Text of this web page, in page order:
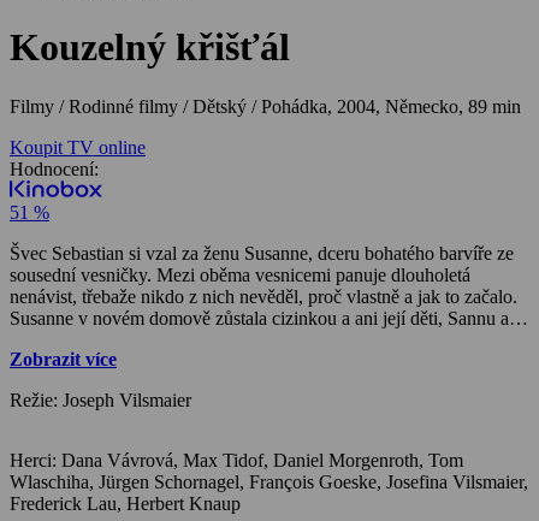
Kouzelný křišťál
Filmy / Rodinné filmy / Dětský / Pohádka, 2004, Německo, 89 min
Koupit TV online
Hodnocení:
51 %
Švec Sebastian si vzal za ženu Susanne, dceru bohatého barvíře ze
sousední vesničky. Mezi oběma vesnicemi panuje dlouholetá
nenávist, třebaže nikdo z nich nevěděl, proč vlastně a jak to začalo.
Susanne v novém domově zůstala cizinkou a ani její děti, Sannu a
Sebastian a Susanne se odcizili a po letech rozepří se Susanne vrátila
zůstali u otce. Po matce se jim stýskalo, a tak ji každou sobotu
Matka se na ně vždycky těšila, u prarodičů byli vítáni, ale sousedé
se na ně dívali skrz prsty, byli přece ze sousední znepřátelené
vesnice. Když se Konrad se Sannou vraceli domů z návštěvy u
maminky na Štědrý den, začalo sněžit a brzy ztratili orientaci. Spletli
Zobrazit více
Režie: Joseph Vilsmaier
Herci: Dana Vávrová, Max Tidof, Daniel Morgenroth, Tom
Wlaschiha, Jürgen Schornagel, François Goeske, Josefina Vilsmaier,
Frederick Lau, Herbert Knaup